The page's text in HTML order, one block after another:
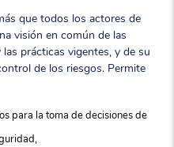
que todos los actores de
visión en común de las
prácticas vigentes, y de su
de los riesgos. Permite
para la toma de decisiones de